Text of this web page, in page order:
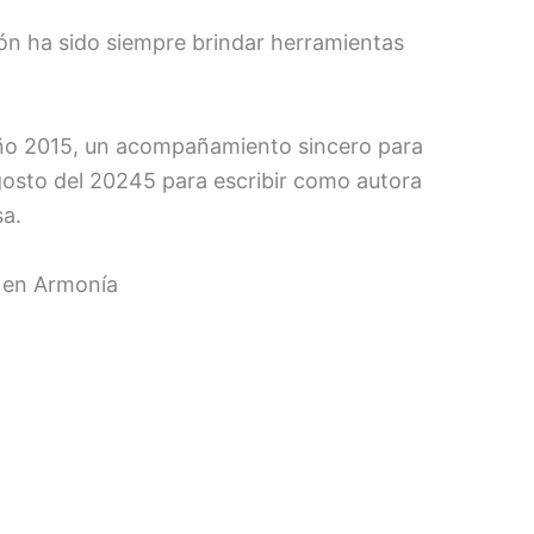
ha sido siempre brindar herramientas
2015, un acompañamiento sincero para
del 20245 para escribir como autora
Armonía